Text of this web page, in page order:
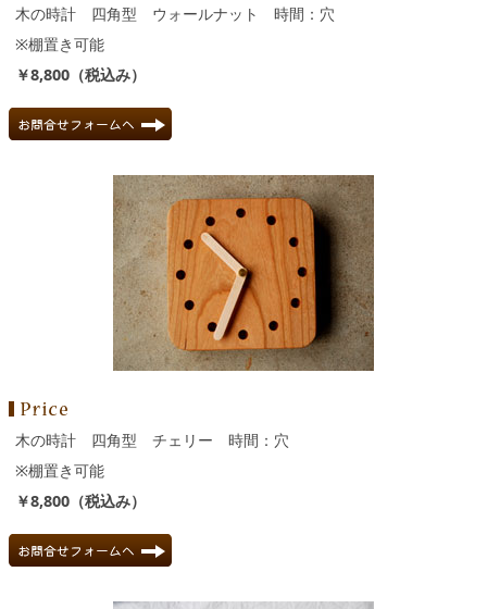
木の時計 四角型 ウォールナット 時間：穴
※棚置き可能
￥8,800（税込み）
木の時計 四角型 チェリー 時間：穴
※棚置き可能
￥8,800（税込み）